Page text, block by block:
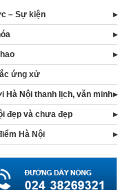
– Sự kiện
ứng xử
Hà Nội thanh lịch, văn minh
đẹp và chưa đẹp
Hà Nội